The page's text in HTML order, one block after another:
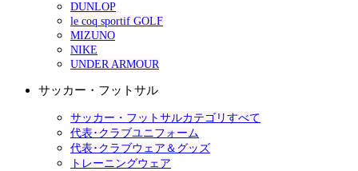
DUNLOP
le coq sportif GOLF
MIZUNO
NIKE
UNDER ARMOUR
サッカー・フットサル
サッカー・フットサルカテゴリすべて
代表･クラブユニフォーム
代表･クラブウェア＆グッズ
トレーニングウェア